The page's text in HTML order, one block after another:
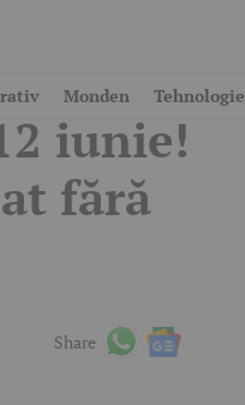
Monden Tehnologie
iunie!
fără
Share